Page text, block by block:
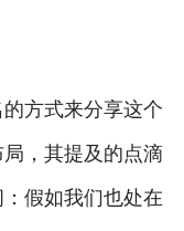
方式来分享这个
，其提及的点滴
假如我们也处在